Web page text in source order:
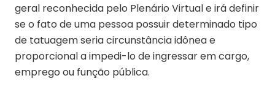
geral reconhecida pelo Plenário Virtual e irá definir
se o fato de uma pessoa possuir determinado tipo
de tatuagem seria circunstância idônea e
proporcional a impedi-lo de ingressar em cargo,
emprego ou função pública.